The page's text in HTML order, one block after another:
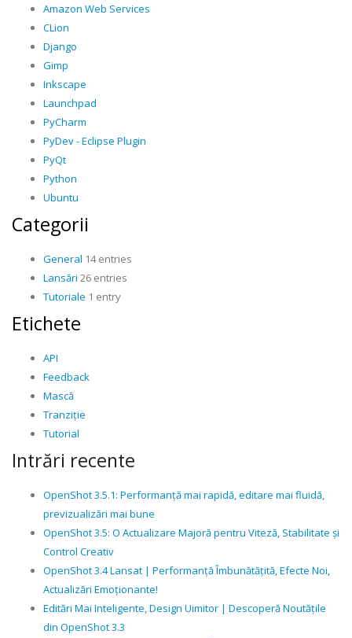
Amazon Web Services
CLion
Django
Gimp
Inkscape
Launchpad
PyCharm
PyDev - Eclipse Plugin
PyQt
Python
Ubuntu
Categorii
General 14 entries
Lansări 26 entries
Tutoriale 1 entry
Etichete
API
Feedback
Mască
Tranziție
Tutorial
Intrări recente
OpenShot 3.5.1: Performanță mai rapidă, editare mai fluidă,
previzualizări mai bune
OpenShot 3.5: O Actualizare Majoră pentru Viteză, Stabilitate și
Control Creativ
OpenShot 3.4 Lansat | Performanță Îmbunătățită, Efecte Noi,
Actualizări Emoționante!
Editări Mai Inteligente, Design Uimitor | Descoperă Noutățile
din OpenShot 3.3